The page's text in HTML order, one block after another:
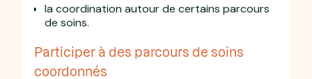
la coordination autour de certains parcours
de soins.
Participer à des parcours de soins
coordonnés